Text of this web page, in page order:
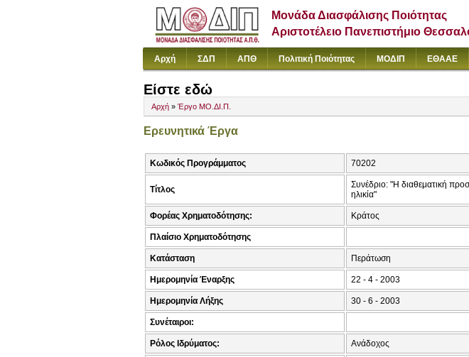
Μονάδα Διασφάλισης Ποιότητας
Αριστοτέλειο Πανεπιστήμιο
Αρχή ΣΔΠ ΑΠΘ Πολιτική Ποιότητας ΜΟΔΙΠ ΕΘΑΑΕ
Είστε εδώ
Αρχή » Έργο ΜΟ.ΔΙ.Π.
Ερευνητικά Έργα
Κωδικός Προγράμματος 70202
Τίτλος
Συνέδριο: "Η διαθεματική
ηλικία"
Φορέας Χρηματοδότησης: Κράτος
Πλαίσιο Χρηματοδότησης
Κατάσταση Περάτωση
Ημερομηνία Έναρξης 22 - 4 - 2003
Ημερομηνία Λήξης 30 - 6 - 2003
Συνέταιροι:
Ρόλος Ιδρύματος: Ανάδοχος